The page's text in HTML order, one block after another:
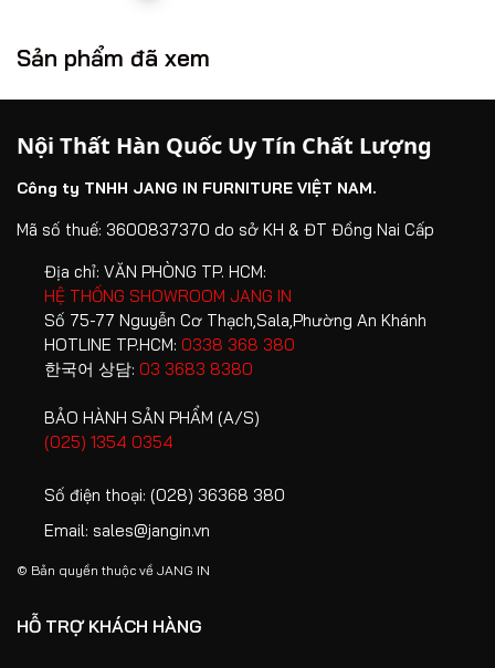
Sản phẩm đã xem
Nội Thất Hàn Quốc Uy Tín Chất Lượng
Công ty TNHH JANG IN FURNITURE VIỆT NAM.
Mã số thuế: 3600837370 do sở KH & ĐT Đồng Nai Cấp
Địa chỉ: VĂN PHÒNG TP. HCM:
HỆ THỐNG SHOWROOM JANG IN
Số 75-77 Nguyễn Cơ Thạch,Sala,Phường An Khánh
HOTLINE TP.HCM: 0338 368 380
한국어 상담: 03 3683 8380
BẢO HÀNH SẢN PHẨM (A/S)
(025) 1354 0354
Số điện thoại: (028) 36368 380
Email: sales@jangin.vn
© Bản quyền thuộc về JANG IN
HỖ TRỢ KHÁCH HÀNG